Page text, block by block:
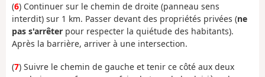
(6) Continuer sur le chemin de droite (panneau sens
interdit) sur 1 km. Passer devant des propriétés privées (ne
pas s'arrêter pour respecter la quiétude des habitants).
Après la barrière, arriver à une intersection.
(7) Suivre le chemin de gauche et tenir ce côté aux deux